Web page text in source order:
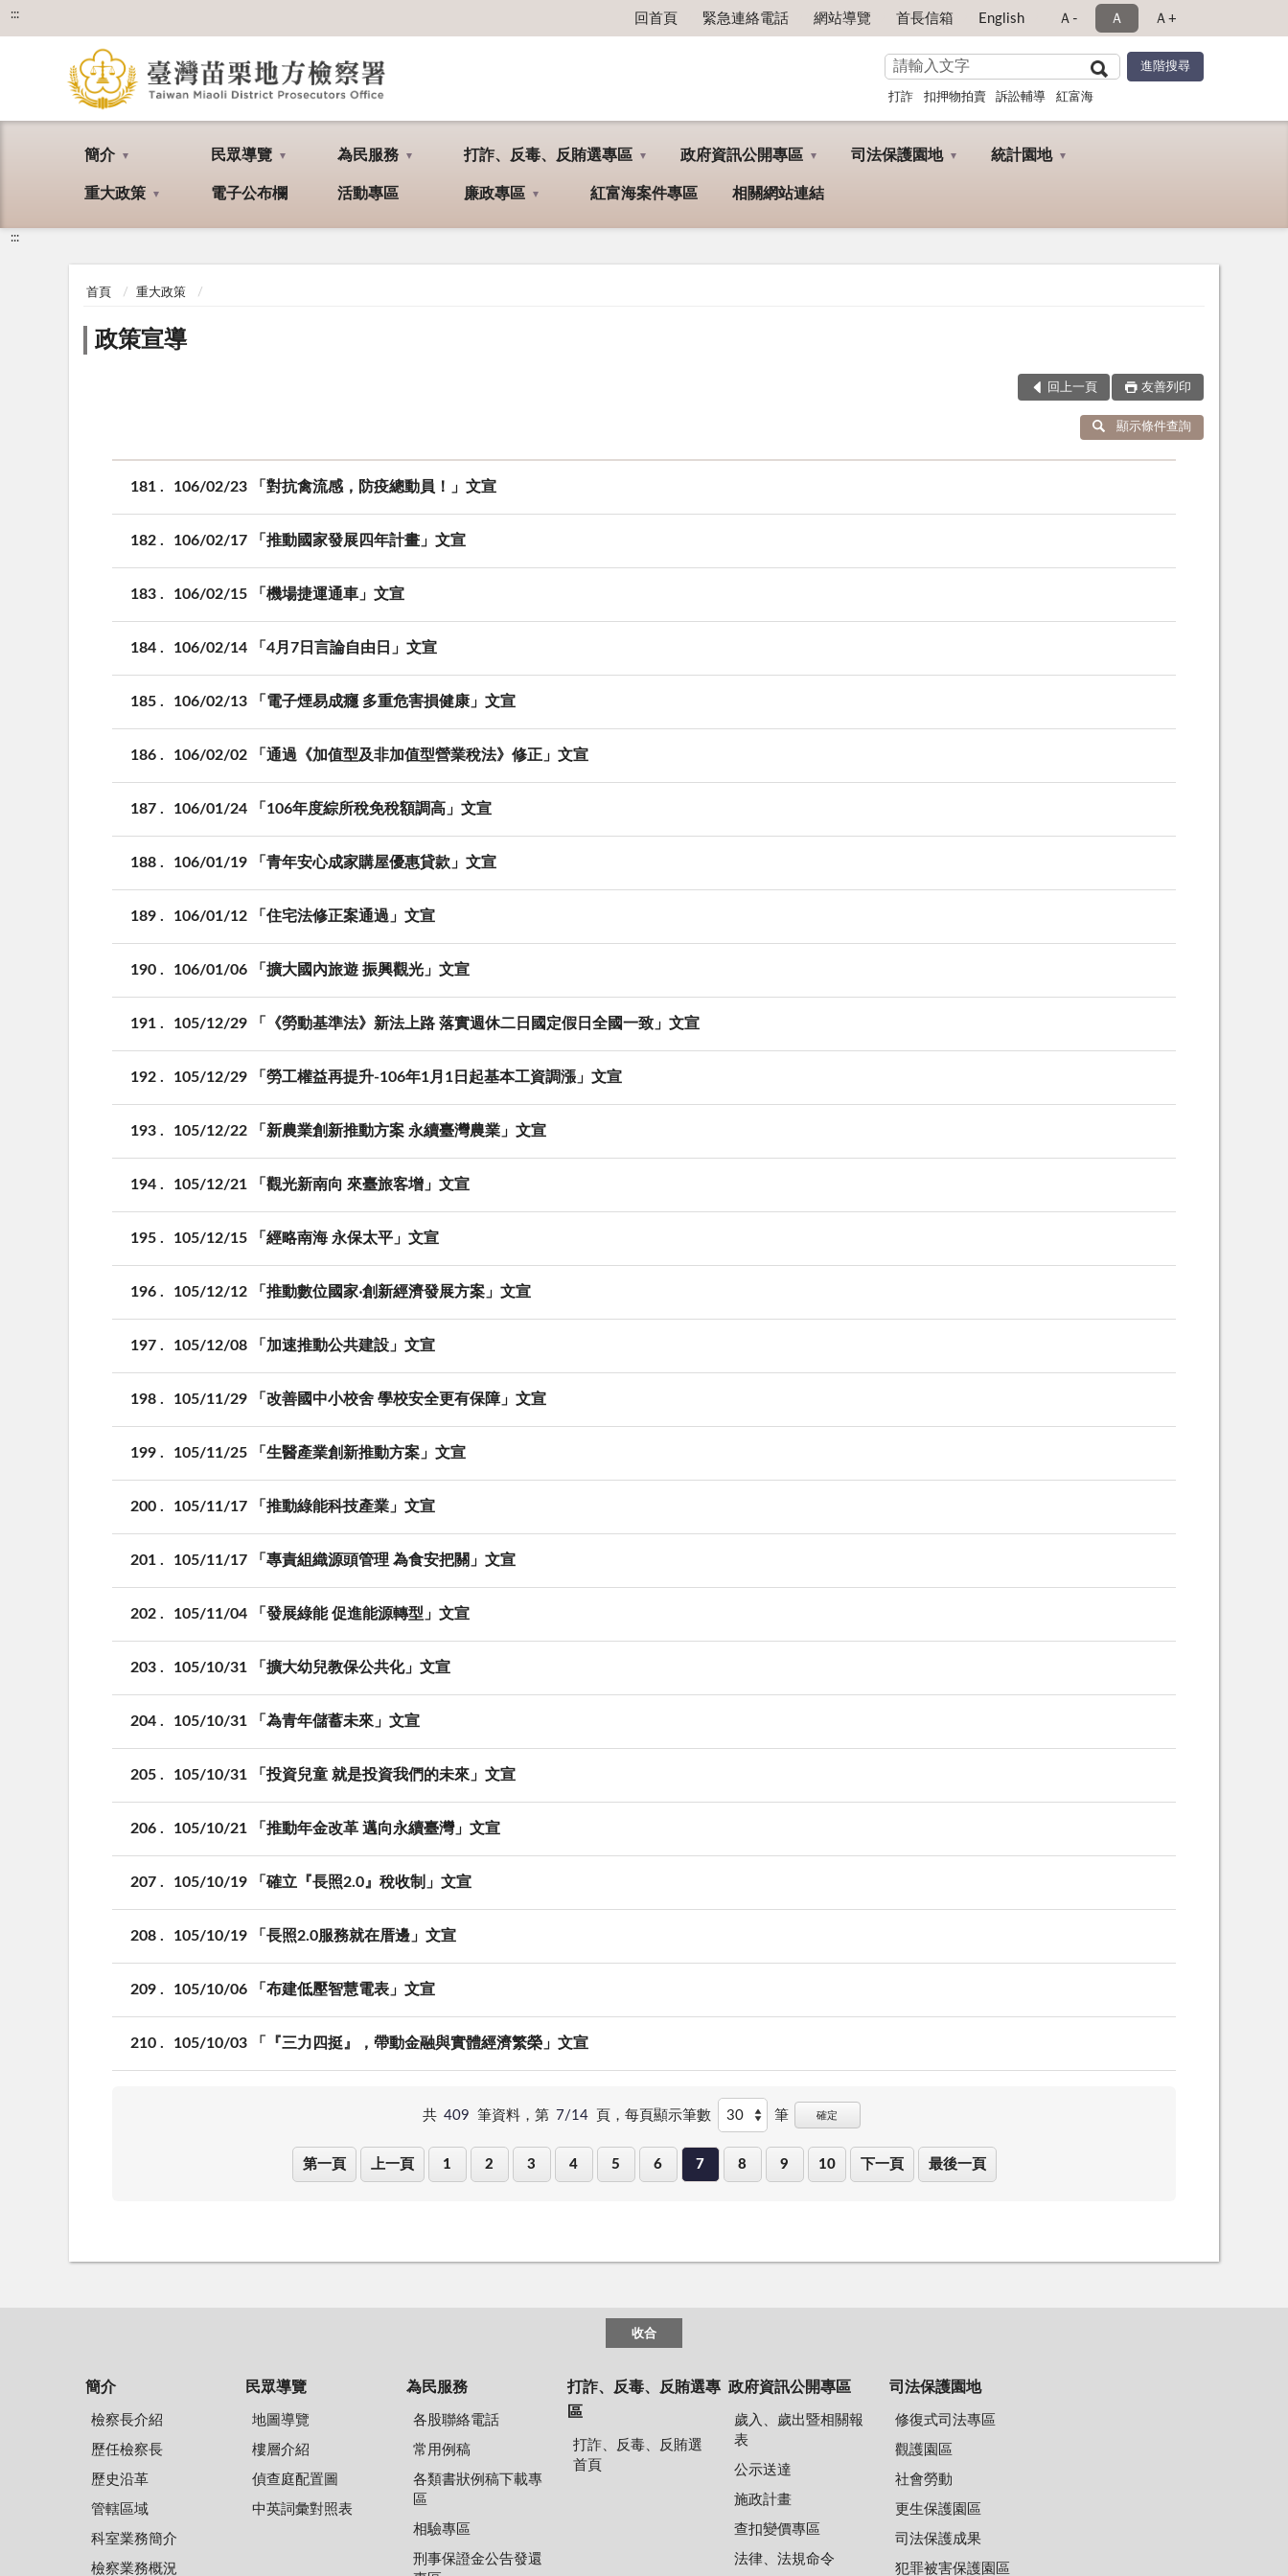
::: 回首頁 緊急連絡電話 網站導覽 首長信箱 English Ａ- Ａ Ａ+
打詐 扣押物拍賣 訴訟輔導 紅富海
簡介 民眾導覽 為民服務 打詐、反毒、反賄選專區 政府資訊公開專區 司法保護園地 統計園地
重大政策 電子公布欄 活動專區 廉政專區 紅富海案件專區 相關網站連結
:::
首頁 重大政策
政策宣導
回上一頁 友善列印
顯示條件查詢
181 106/02/23 「對抗禽流感，防疫總動員！」文宣
182 106/02/17 「推動國家發展四年計畫」文宣
183 106/02/15 「機場捷運通車」文宣
184 106/02/14 「4月7日言論自由日」文宣
185 106/02/13 「電子煙易成癮 多重危害損健康」文宣
186 106/02/02 「通過《加值型及非加值型營業稅法》修正」文宣
187 106/01/24 「106年度綜所稅免稅額調高」文宣
188 106/01/19 「青年安心成家購屋優惠貸款」文宣
189 106/01/12 「住宅法修正案通過」文宣
190 106/01/06 「擴大國內旅遊 振興觀光」文宣
191 105/12/29 「《勞動基準法》新法上路 落實週休二日國定假日全國一致」文宣
192 105/12/29 「勞工權益再提升-106年1月1日起基本工資調漲」文宣
193 105/12/22 「新農業創新推動方案 永續臺灣農業」文宣
194 105/12/21 「觀光新南向 來臺旅客增」文宣
195 105/12/15 「經略南海 永保太平」文宣
196 105/12/12 「推動數位國家‧創新經濟發展方案」文宣
197 105/12/08 「加速推動公共建設」文宣
198 105/11/29 「改善國中小校舍 學校安全更有保障」文宣
199 105/11/25 「生醫產業創新推動方案」文宣
200 105/11/17 「推動綠能科技產業」文宣
201 105/11/17 「專責組織源頭管理 為食安把關」文宣
202 105/11/04 「發展綠能 促進能源轉型」文宣
203 105/10/31 「擴大幼兒教保公共化」文宣
204 105/10/31 「為青年儲蓄未來」文宣
205 105/10/31 「投資兒童 就是投資我們的未來」文宣
206 105/10/21 「推動年金改革 邁向永續臺灣」文宣
207 105/10/19 「確立『長照2.0』稅收制」文宣
208 105/10/19 「長照2.0服務就在厝邊」文宣
209 105/10/06 「布建低壓智慧電表」文宣
210 105/10/03 「『三力四挺』，帶動金融與實體經濟繁榮」文宣
共 409 筆資料，第 7/14 頁， 每頁顯示筆數 筆 確定
第一頁 上一頁 1 2 3 4 5 6 7 8 9 10 下一頁 最後一頁
收合
簡介
檢察長介紹
歷任檢察長
歷史沿革
管轄區域
科室業務簡介
檢察業務概況
民眾導覽
地圖導覽
樓層介紹
偵查庭配置圖
中英詞彙對照表
為民服務
各股聯絡電話
常用例稿
各類書狀例稿下載專
區
相驗專區
刑事保證金公告發還
打詐、反毒、反賄選專
區
打詐、反毒、反賄選
首頁
政府資訊公開專區
歲入、歲出暨相關報
表
公示送達
施政計畫
查扣變價專區
法律、法規命令
司法保護園地
修復式司法專區
觀護園區
社會勞動
更生保護園區
司法保護成果
犯罪被害保護園區